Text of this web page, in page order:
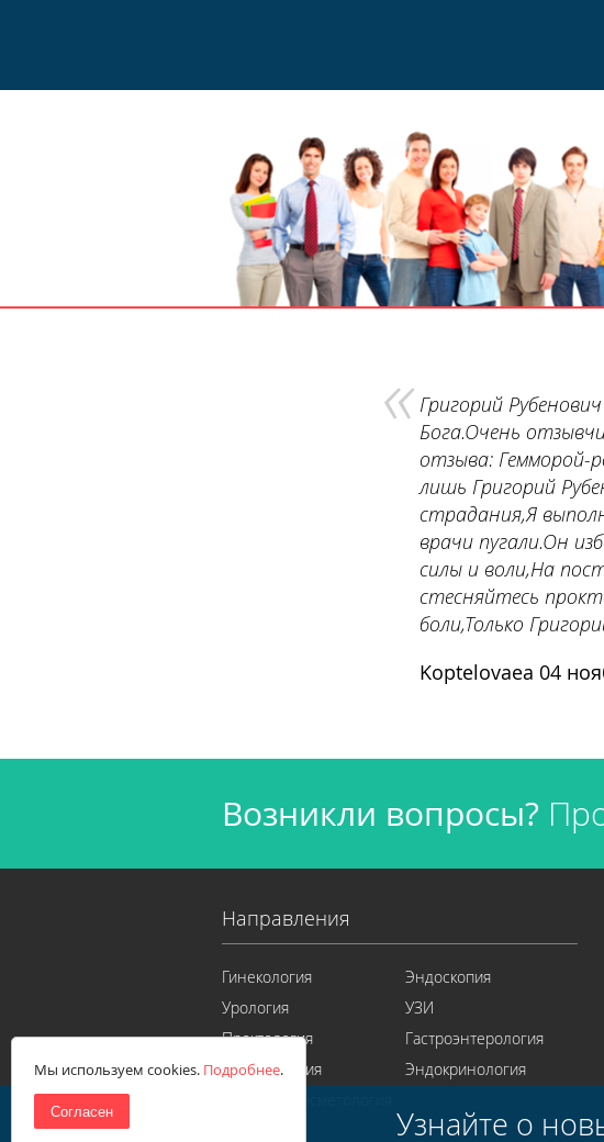
« Григорий
Бога.Очень
отзыва: Гемморой-
лишь Григорий
страдания,Я
врачи пугали.Он
силы и воли,На
стесняйтесь
боли,Только
Koptelovaea 04
Возникли вопросы?
Узнайте о
Направления
Гинекология
Урология
Проктология
Косметология
Эндоскопия
УЗИ
Гастроэнтерология
Эндокринология
Мы используем cookies. Подробнее.
Согласен